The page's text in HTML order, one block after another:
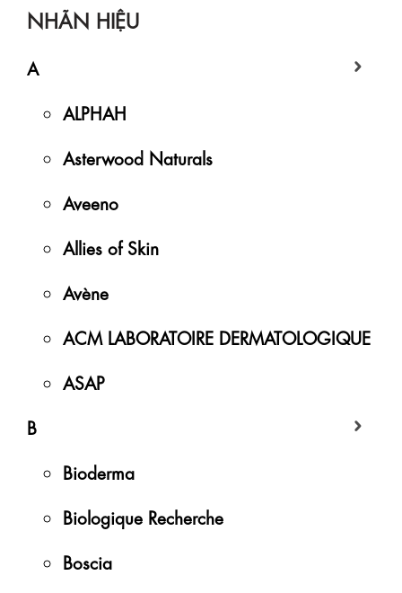
NHÃN HIỆU
A
ALPHAH
Asterwood Naturals
Aveeno
Allies of Skin
Avène
ACM LABORATOIRE DERMATOLOGIQUE
ASAP
B
Bioderma
Biologique Recherche
Boscia